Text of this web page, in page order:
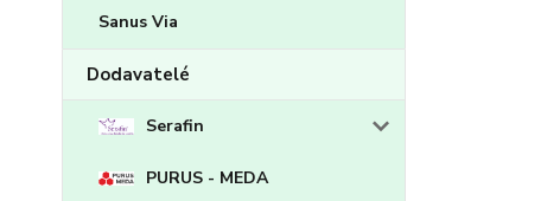
Sanus Via
Dodavatelé
Serafin
PURUS - MEDA